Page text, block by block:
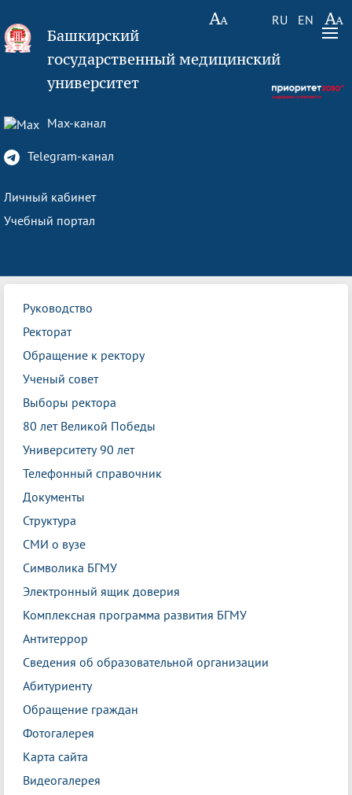
RU EN
Башкирский
государственный медицинский
университет
Max-канал
Telegram-канал
Личный кабинет
Учебный портал
Руководство
Ректорат
Обращение к ректору
Ученый совет
Выборы ректора
80 лет Великой Победы
Университету 90 лет
Телефонный справочник
Документы
Структура
СМИ о вузе
Символика БГМУ
Электронный ящик доверия
Комплексная программа развития БГМУ
Антитеррор
Сведения об образовательной организации
Абитуриенту
Обращение граждан
Фотогалерея
Карта сайта
Видеогалерея